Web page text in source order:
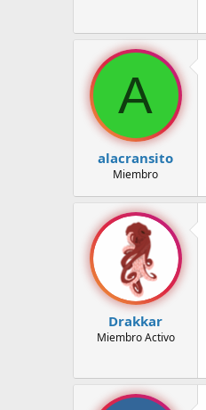
A
alacransito
Miembro
Drakkar
Miembro Activo